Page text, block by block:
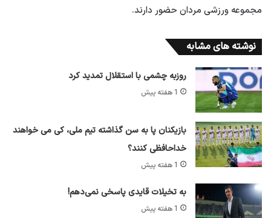
مجموعه ورزشی مردان حضور دارند.
نوشته های مشابه
روزبه چشمی با استقلال تمدید کرد
1 هفته پیش
بازیکنان پا به سن گذاشته تیم ملی، کی می خواهند
خداحافظی کنند؟
1 هفته پیش
به تخیلات قایدی پاسخی نمی‌دهم!
1 هفته پیش